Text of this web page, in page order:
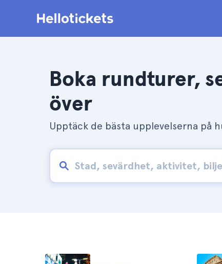
Boka rundturer,
över
Upptäck de bästa upplevelserna på